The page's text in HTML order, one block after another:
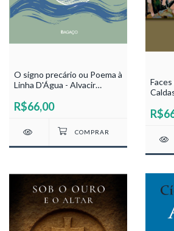
O signo precário ou Poema à
Linha D'Água - Alvacir
R$66,00